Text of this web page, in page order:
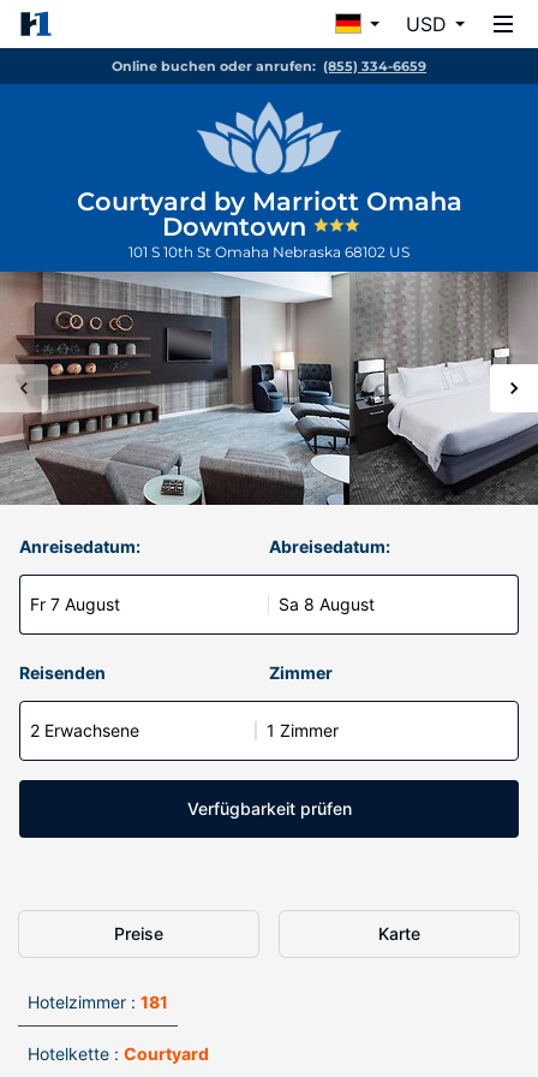
USD
Online buchen oder anrufen: (855) 334-6659
Courtyard by Marriott Omaha
Downtown
101 S 10th St Omaha Nebraska 68102 US
Anreisedatum:
Fr 7 August
Abreisedatum:
Sa 8 August
Reisenden Zimmer
2 Erwachsene 1 Zimmer
Verfügbarkeit prüfen
Preise Karte
Hotelzimmer : 181
Hotelkette : Courtyard